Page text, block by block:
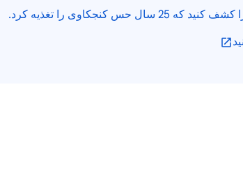
25 سال حس کنجکاوی را تغذیه کرد.